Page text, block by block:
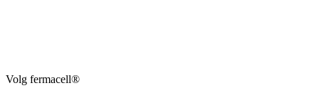
Volg fermacell®